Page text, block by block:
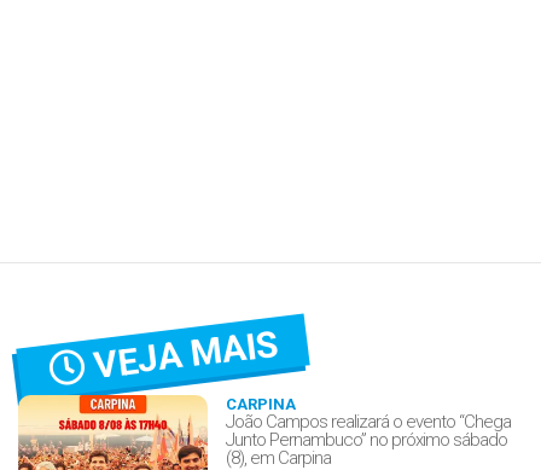
VEJA MAIS
CARPINA
João Campos realizará o evento “Chega
Junto Pernambuco” no próximo sábado
(8), em Carpina